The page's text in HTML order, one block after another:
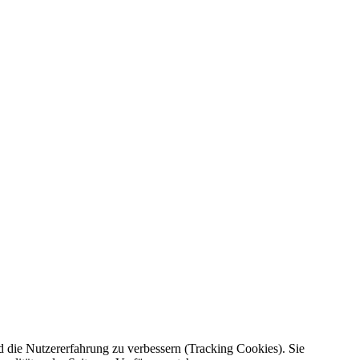
Nutzererfahrung zu verbessern (Tracking Cookies). Sie